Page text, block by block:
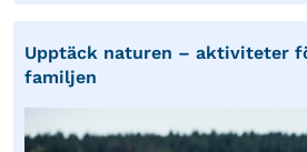
Upptäck naturen – aktiviteter
familjen